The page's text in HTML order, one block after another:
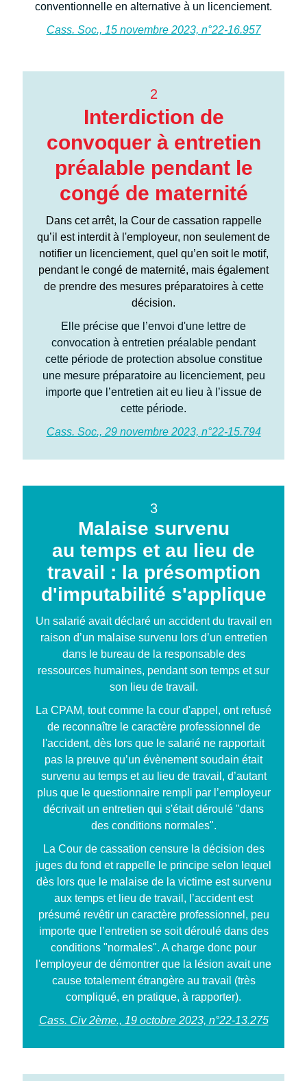
conventionnelle en alternative à un licenciement.
Cass. Soc., 15 novembre 2023, n°22-16.957
2
Interdiction de
convoquer à entretien
préalable pendant le
congé de maternité
Dans cet arrêt, la Cour de cassation rappelle
qu’il est interdit à l'employeur, non seulement de
notifier un licenciement, quel qu’en soit le motif,
pendant le congé de maternité, mais également
de prendre des mesures préparatoires à cette
décision.
Elle précise que l’envoi d'une lettre de
convocation à entretien préalable pendant
cette période de protection absolue constitue
une mesure préparatoire au licenciement, peu
importe que l’entretien ait eu lieu à l’issue de
cette période.
Cass. Soc., 29 novembre 2023, n°22-15.794
3
Malaise survenu
au temps et au lieu de
travail : la présomption
d'imputabilité s'applique
Un salarié avait déclaré un accident du travail en
raison d’un malaise survenu lors d’un entretien
dans le bureau de la responsable des
ressources humaines, pendant son temps et sur
son lieu de travail.
La CPAM, tout comme la cour d'appel, ont refusé
de reconnaître le caractère professionnel de
l'accident, dès lors que le salarié ne rapportait
pas la preuve qu’un évènement soudain était
survenu au temps et au lieu de travail, d’autant
plus que le questionnaire rempli par l’employeur
décrivait un entretien qui s'était déroulé "dans
des conditions normales".
La Cour de cassation censure la décision des
juges du fond et rappelle le principe selon lequel
dès lors que le malaise de la victime est survenu
aux temps et lieu de travail, l’accident est
présumé revêtir un caractère professionnel, peu
importe que l’entretien se soit déroulé dans des
conditions "normales". A charge donc pour
l'employeur de démontrer que la lésion avait une
cause totalement étrangère au travail (très
compliqué, en pratique, à rapporter).
Cass. Civ 2ème., 19 octobre 2023, n°22-13.275